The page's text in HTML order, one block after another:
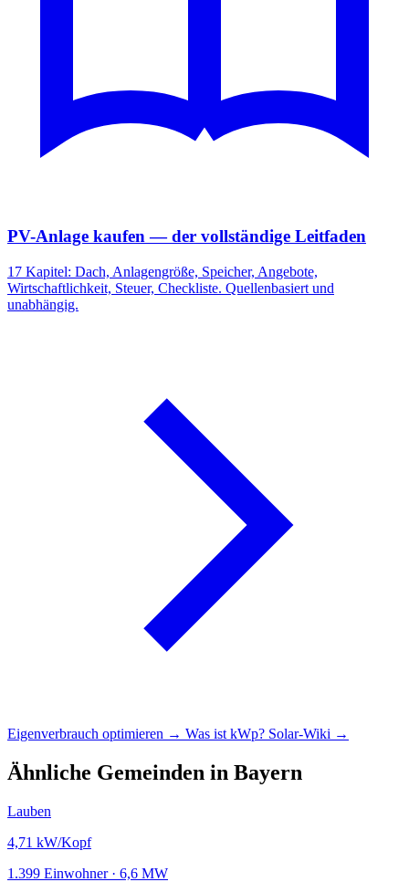
PV-Anlage kaufen — der vollständige Leitfaden
17 Kapitel: Dach, Anlagengröße, Speicher, Angebote,
Wirtschaftlichkeit, Steuer, Checkliste. Quellenbasiert und
unabhängig.
Eigenverbrauch optimieren → Was ist kWp? Solar-Wiki →
Ähnliche Gemeinden in Bayern
Lauben
4,71 kW/Kopf
1.399 Einwohner · 6,6 MW